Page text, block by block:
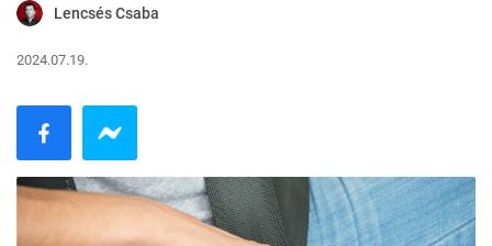
Lencsés Csaba
2024.07.19.